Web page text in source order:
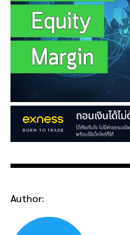
Author: